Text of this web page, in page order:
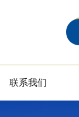
联系我们